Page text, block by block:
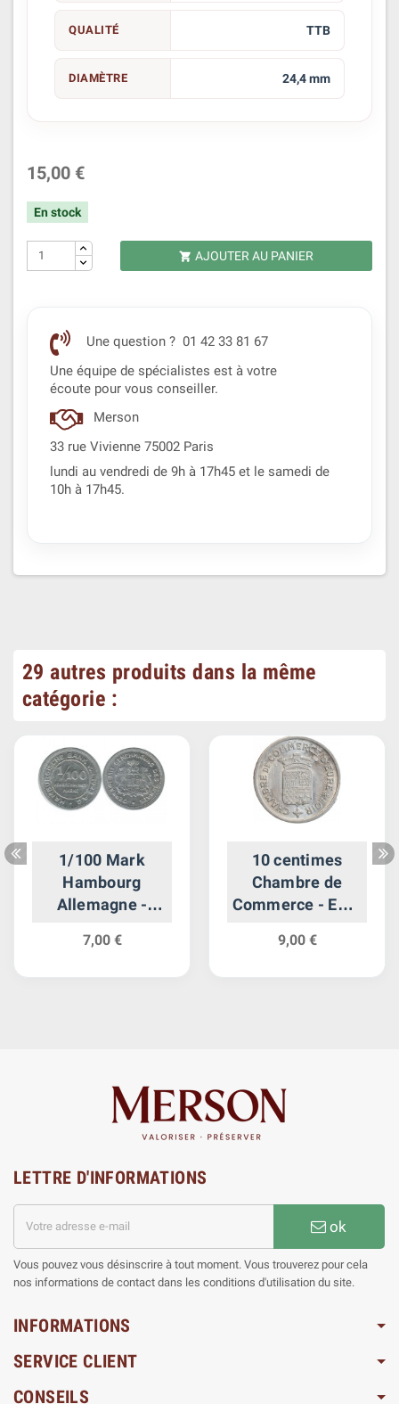
QUALITÉ TTB
DIAMÈTRE 24,4 mm
15,00 €
En stock
 AJOUTER AU PANIER
Une question ? 01 42 33 81 67
Une équipe de spécialistes est à votre
écoute pour vous conseiller.
Merson
33 rue Vivienne 75002 Paris
lundi au vendredi de 9h à 17h45 et le samedi de
10h à 17h45.
29 autres produits dans la même
catégorie :
1/100 Mark
Hambourg
Allemagne -
Necessite
7,00 €
10 centimes
Chambre de
Commerce - Eure
9,00 €
LETTRE D'INFORMATIONS
ok
Vous pouvez vous désinscrire à tout moment. Vous trouverez pour cela
nos informations de contact dans les conditions d'utilisation du site.
INFORMATIONS
SERVICE CLIENT
CONSEILS